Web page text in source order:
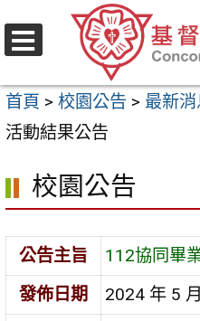
至
要
內
區
首頁 > 校園公告 > 最新消
活動結果公告
校園公告
公告主旨
112協同畢
發佈日期
2024 年 5
選
單